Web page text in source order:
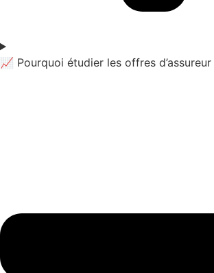
📈 Pourquoi étudier les offres d’assureur